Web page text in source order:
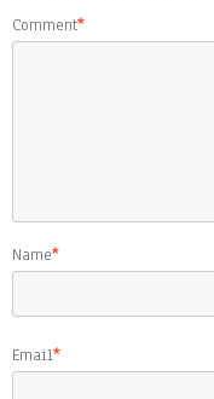
Comment*
Name*
Email*